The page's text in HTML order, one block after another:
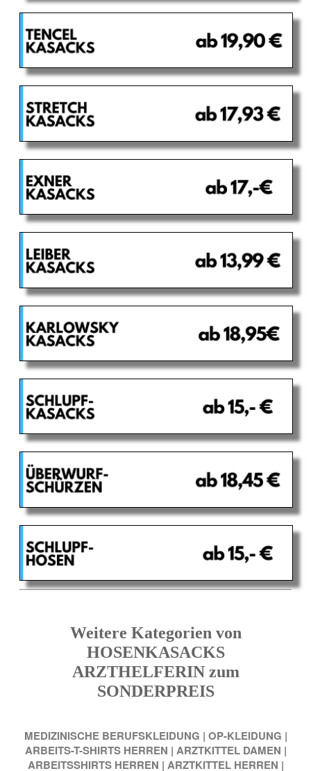
Weitere Kategorien von
HOSENKASACKS
ARZTHELFERIN zum
SONDERPREIS
MEDIZINISCHE BERUFSKLEIDUNG | OP-KLEIDUNG |
ARBEITS-T-SHIRTS HERREN | ARZTKITTEL DAMEN |
ARBEITSSHIRTS HERREN | ARZTKITTEL HERREN |